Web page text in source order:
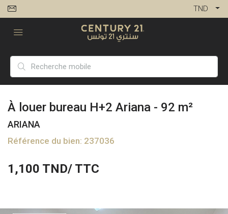
TND
À louer bureau H+2 Ariana - 92 m²
ARIANA
Référence du bien: 237036
1,100 TND/ TTC